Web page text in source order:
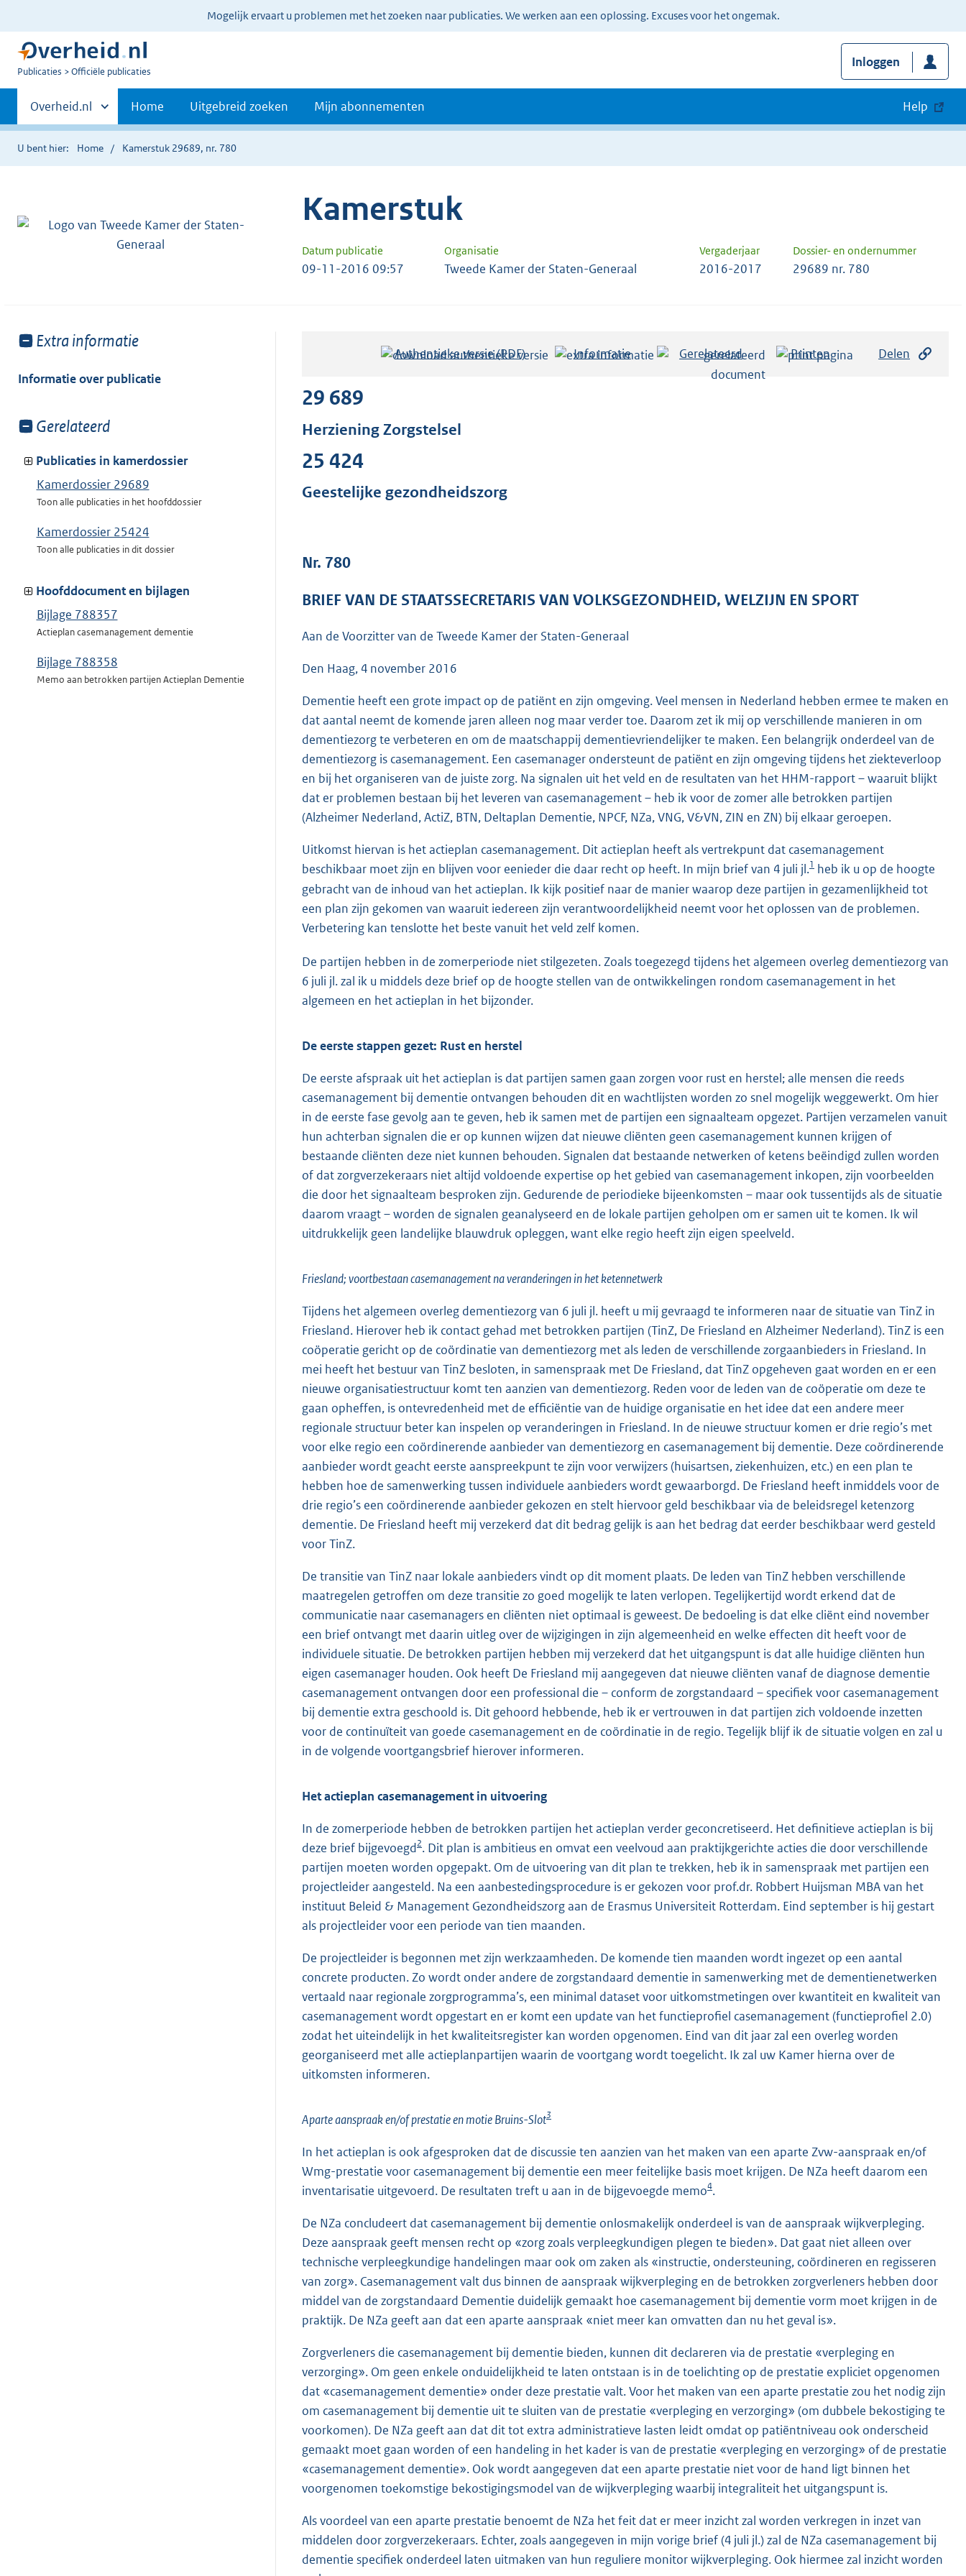
informatie:
Mogelijk ervaart u problemen met het zoeken naar publicaties. We werken aan een oplossing. Excuses voor het ongemak.
U
Publicaties Officiële publicaties
Inloggen
Primaire
navigatie
Andere
sites
binnen
Overheid.nl Home Uitgebreid zoeken Mijn abonnementen Help
U bent hier: Home Kamerstuk 29689, nr. 780
Kamerstuk
Datum publicatie Organisatie Vergaderjaar Dossier- en ondernummer
09-11-2016 09:57 Tweede Kamer der Staten-Generaal 2016-2017 29689 nr. 780
Toon
van:
Extra informatie
Informatie over publicatie
Toon
van:
Gerelateerd
Publicaties in kamerdossier
Kamerdossier 29689
Toon alle publicaties in het hoofddossier
Kamerdossier 25424
Toon alle publicaties in dit dossier
Hoofddocument en bijlagen
Bijlage 788357
Actieplan casemanagement dementie
Bijlage 788358
Memo aan betrokken partijen Actieplan Dementie
Authentieke versie (PDF)b
t
:
K
b
Informatie Gerelateerd Printen Delen
29 689
Herziening Zorgstelsel
25 424
Geestelijke gezondheidszorg
Nr. 780
BRIEF VAN DE STAATSSECRETARIS VAN VOLKSGEZONDHEID, WELZIJN EN SPORT
Aan de Voorzitter van de Tweede Kamer der Staten-Generaal
Den Haag, 4 november 2016
Dementie heeft een grote impact op de patiënt en zijn omgeving. Veel mensen in Nederland hebben ermee te maken en
dat aantal neemt de komende jaren alleen nog maar verder toe. Daarom zet ik mij op verschillende manieren in om
dementiezorg te verbeteren en om de maatschappij dementievriendelijker te maken. Een belangrijk onderdeel van de
dementiezorg is casemanagement. Een casemanager ondersteunt de patiënt en zijn omgeving tijdens het ziekteverloop
en bij het organiseren van de juiste zorg. Na signalen uit het veld en de resultaten van het HHM-rapport – waaruit blijkt
dat er problemen bestaan bij het leveren van casemanagement – heb ik voor de zomer alle betrokken partijen
(Alzheimer Nederland, ActiZ, BTN, Deltaplan Dementie, NPCF, NZa, VNG, V&VN, ZIN en ZN) bij elkaar geroepen.
Uitkomst hiervan is het actieplan casemanagement. Dit actieplan heeft als vertrekpunt dat casemanagement
beschikbaar moet zijn en blijven voor eenieder die daar recht op heeft. In mijn brief van 4 juli jl.1 heb ik u op de hoogte
gebracht van de inhoud van het actieplan. Ik kijk positief naar de manier waarop deze partijen in gezamenlijkheid tot
een plan zijn gekomen van waaruit iedereen zijn verantwoordelijkheid neemt voor het oplossen van de problemen.
Verbetering kan tenslotte het beste vanuit het veld zelf komen.
De partijen hebben in de zomerperiode niet stilgezeten. Zoals toegezegd tijdens het algemeen overleg dementiezorg van
6 juli jl. zal ik u middels deze brief op de hoogte stellen van de ontwikkelingen rondom casemanagement in het
algemeen en het actieplan in het bijzonder.
De eerste stappen gezet: Rust en herstel
De eerste afspraak uit het actieplan is dat partijen samen gaan zorgen voor rust en herstel; alle mensen die reeds
casemanagement bij dementie ontvangen behouden dit en wachtlijsten worden zo snel mogelijk weggewerkt. Om hier
in de eerste fase gevolg aan te geven, heb ik samen met de partijen een signaalteam opgezet. Partijen verzamelen vanuit
hun achterban signalen die er op kunnen wijzen dat nieuwe cliënten geen casemanagement kunnen krijgen of
bestaande cliënten deze niet kunnen behouden. Signalen dat bestaande netwerken of ketens beëindigd zullen worden
of dat zorgverzekeraars niet altijd voldoende expertise op het gebied van casemanagement inkopen, zijn voorbeelden
die door het signaalteam besproken zijn. Gedurende de periodieke bijeenkomsten – maar ook tussentijds als de situatie
daarom vraagt – worden de signalen geanalyseerd en de lokale partijen geholpen om er samen uit te komen. Ik wil
uitdrukkelijk geen landelijke blauwdruk opleggen, want elke regio heeft zijn eigen speelveld.
Friesland; voortbestaan casemanagement na veranderingen in het ketennetwerk
Tijdens het algemeen overleg dementiezorg van 6 juli jl. heeft u mij gevraagd te informeren naar de situatie van TinZ in
Friesland. Hierover heb ik contact gehad met betrokken partijen (TinZ, De Friesland en Alzheimer Nederland). TinZ is een
coöperatie gericht op de coördinatie van dementiezorg met als leden de verschillende zorgaanbieders in Friesland. In
mei heeft het bestuur van TinZ besloten, in samenspraak met De Friesland, dat TinZ opgeheven gaat worden en er een
nieuwe organisatiestructuur komt ten aanzien van dementiezorg. Reden voor de leden van de coöperatie om deze te
gaan opheffen, is ontevredenheid met de efficiëntie van de huidige organisatie en het idee dat een andere meer
regionale structuur beter kan inspelen op veranderingen in Friesland. In de nieuwe structuur komen er drie regio’s met
voor elke regio een coördinerende aanbieder van dementiezorg en casemanagement bij dementie. Deze coördinerende
aanbieder wordt geacht eerste aanspreekpunt te zijn voor verwijzers (huisartsen, ziekenhuizen, etc.) en een plan te
hebben hoe de samenwerking tussen individuele aanbieders wordt gewaarborgd. De Friesland heeft inmiddels voor de
drie regio’s een coördinerende aanbieder gekozen en stelt hiervoor geld beschikbaar via de beleidsregel ketenzorg
dementie. De Friesland heeft mij verzekerd dat dit bedrag gelijk is aan het bedrag dat eerder beschikbaar werd gesteld
voor TinZ.
De transitie van TinZ naar lokale aanbieders vindt op dit moment plaats. De leden van TinZ hebben verschillende
maatregelen getroffen om deze transitie zo goed mogelijk te laten verlopen. Tegelijkertijd wordt erkend dat de
communicatie naar casemanagers en cliënten niet optimaal is geweest. De bedoeling is dat elke cliënt eind november
een brief ontvangt met daarin uitleg over de wijzigingen in zijn algemeenheid en welke effecten dit heeft voor de
individuele situatie. De betrokken partijen hebben mij verzekerd dat het uitgangspunt is dat alle huidige cliënten hun
eigen casemanager houden. Ook heeft De Friesland mij aangegeven dat nieuwe cliënten vanaf de diagnose dementie
casemanagement ontvangen door een professional die – conform de zorgstandaard – specifiek voor casemanagement
bij dementie extra geschoold is. Dit gehoord hebbende, heb ik er vertrouwen in dat partijen zich voldoende inzetten
voor de continuïteit van goede casemanagement en de coördinatie in de regio. Tegelijk blijf ik de situatie volgen en zal u
in de volgende voortgangsbrief hierover informeren.
Het actieplan casemanagement in uitvoering
In de zomerperiode hebben de betrokken partijen het actieplan verder geconcretiseerd. Het definitieve actieplan is bij
deze brief bijgevoegd2. Dit plan is ambitieus en omvat een veelvoud aan praktijkgerichte acties die door verschillende
partijen moeten worden opgepakt. Om de uitvoering van dit plan te trekken, heb ik in samenspraak met partijen een
projectleider aangesteld. Na een aanbestedingsprocedure is er gekozen voor prof.dr. Robbert Huijsman MBA van het
instituut Beleid & Management Gezondheidszorg aan de Erasmus Universiteit Rotterdam. Eind september is hij gestart
als projectleider voor een periode van tien maanden.
De projectleider is begonnen met zijn werkzaamheden. De komende tien maanden wordt ingezet op een aantal
concrete producten. Zo wordt onder andere de zorgstandaard dementie in samenwerking met de dementienetwerken
vertaald naar regionale zorgprogramma’s, een minimal dataset voor uitkomstmetingen over kwantiteit en kwaliteit van
casemanagement wordt opgestart en er komt een update van het functieprofiel casemanagement (functieprofiel 2.0)
zodat het uiteindelijk in het kwaliteitsregister kan worden opgenomen. Eind van dit jaar zal een overleg worden
georganiseerd met alle actieplanpartijen waarin de voortgang wordt toegelicht. Ik zal uw Kamer hierna over de
uitkomsten informeren.
Aparte aanspraak en/of prestatie en motie Bruins-Slot3
In het actieplan is ook afgesproken dat de discussie ten aanzien van het maken van een aparte Zvw-aanspraak en/of
Wmg-prestatie voor casemanagement bij dementie een meer feitelijke basis moet krijgen. De NZa heeft daarom een
inventarisatie uitgevoerd. De resultaten treft u aan in de bijgevoegde memo4.
De NZa concludeert dat casemanagement bij dementie onlosmakelijk onderdeel is van de aanspraak wijkverpleging.
Deze aanspraak geeft mensen recht op «zorg zoals verpleegkundigen plegen te bieden». Dat gaat niet alleen over
technische verpleegkundige handelingen maar ook om zaken als «instructie, ondersteuning, coördineren en regisseren
van zorg». Casemanagement valt dus binnen de aanspraak wijkverpleging en de betrokken zorgverleners hebben door
middel van de zorgstandaard Dementie duidelijk gemaakt hoe casemanagement bij dementie vorm moet krijgen in de
praktijk. De NZa geeft aan dat een aparte aanspraak «niet meer kan omvatten dan nu het geval is».
Zorgverleners die casemanagement bij dementie bieden, kunnen dit declareren via de prestatie «verpleging en
verzorging». Om geen enkele onduidelijkheid te laten ontstaan is in de toelichting op de prestatie expliciet opgenomen
dat «casemanagement dementie» onder deze prestatie valt. Voor het maken van een aparte prestatie zou het nodig zijn
om casemanagement bij dementie uit te sluiten van de prestatie «verpleging en verzorging» (om dubbele bekostiging te
voorkomen). De NZa geeft aan dat dit tot extra administratieve lasten leidt omdat op patiëntniveau ook onderscheid
gemaakt moet gaan worden of een handeling in het kader is van de prestatie «verpleging en verzorging» of de prestatie
«casemanagement dementie». Ook wordt aangegeven dat een aparte prestatie niet voor de hand ligt binnen het
voorgenomen toekomstige bekostigingsmodel van de wijkverpleging waarbij integraliteit het uitgangspunt is.
Als voordeel van een aparte prestatie benoemt de NZa het feit dat er meer inzicht zal worden verkregen in inzet van
middelen door zorgverzekeraars. Echter, zoals aangegeven in mijn vorige brief (4 juli jl.) zal de NZa casemanagement bij
dementie specifiek onderdeel laten uitmaken van hun reguliere monitor wijkverpleging. Ook hiermee zal inzicht worden